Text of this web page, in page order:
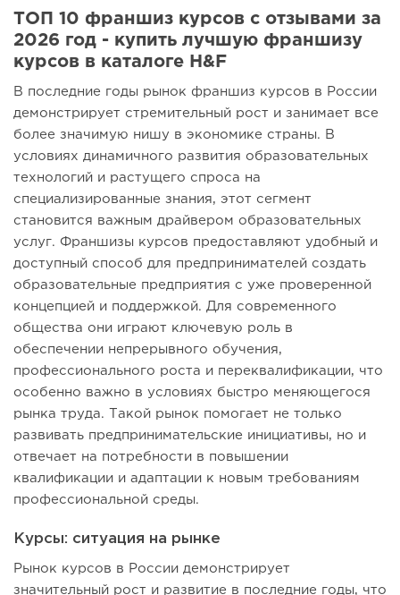
ТОП 10 франшиз курсов с отзывами за
2026 год - купить лучшую франшизу
курсов в каталоге H&F
В последние годы рынок франшиз курсов в России
демонстрирует стремительный рост и занимает все
более значимую нишу в экономике страны. В
условиях динамичного развития образовательных
технологий и растущего спроса на
специализированные знания, этот сегмент
становится важным драйвером образовательных
услуг. Франшизы курсов предоставляют удобный и
доступный способ для предпринимателей создать
образовательные предприятия с уже проверенной
концепцией и поддержкой. Для современного
общества они играют ключевую роль в
обеспечении непрерывного обучения,
профессионального роста и переквалификации, что
особенно важно в условиях быстро меняющегося
рынка труда. Такой рынок помогает не только
развивать предпринимательские инициативы, но и
отвечает на потребности в повышении
квалификации и адаптации к новым требованиям
профессиональной среды.
Курсы: ситуация на рынке
Рынок курсов в России демонстрирует
значительный рост и развитие в последние годы, что